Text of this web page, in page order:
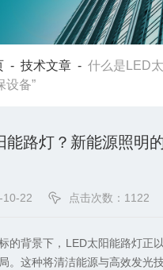
-技术文章 -什么是LED
设备”
能路灯？新能源照明
10-22 点击次数：1122
背景下，LED太阳能路灯正
。这种将清洁能源与高效发光